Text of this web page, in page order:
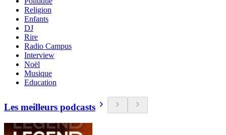
Religion
Enfants
DJ
Rire
Radio Campus
Interview
Noël
Musique
Education
Les meilleurs podcasts